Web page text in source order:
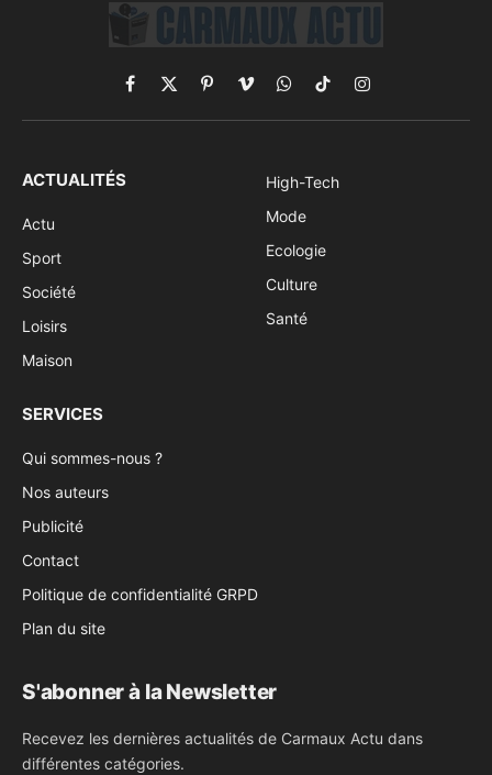
Facebook
X
(Twitter)
PinterestVimeoWhatsApp
TikTokInstagram
ACTUALITÉS
Actu
Sport
Société
Loisirs
Maison
High-Tech
Mode
Ecologie
Culture
Santé
SERVICES
Qui sommes-nous ?
Nos auteurs
Publicité
Contact
Politique de confidentialité GRPD
Plan du site
S'abonner à la Newsletter
Recevez les dernières actualités de Carmaux Actu dans
différentes catégories.